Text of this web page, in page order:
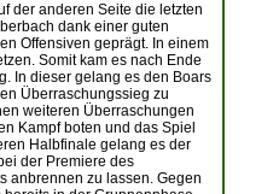
der anderen Seite die letzten
dank einer guten
Offensiven geprägt. In einem
Somit kam es nach Ende
In dieser gelang es den Boars
Überraschungssieg zu
weiteren Überraschungen
Kampf boten und das Spiel
Halbfinale gelang es der
der Premiere des
anbrennen zu lassen. Gegen